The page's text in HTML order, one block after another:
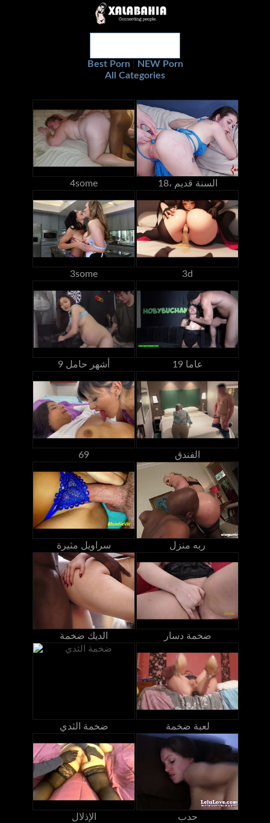
Best Porn
NEW Porn
All Categories
4some 18، السنة قديم
3some 3d
9 أشهر حامل 19 عاما
69 الفندق
سراويل مثيرة ربه منزل
الديك ضخمة ضخمة دسار
ضخمة الثدي لعبة ضخمة
الإذلال حدب